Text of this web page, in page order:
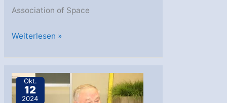
Association of Space
XXXV.
Congress
Noordwijk
Weiterlesen »
Okt.
12
2024